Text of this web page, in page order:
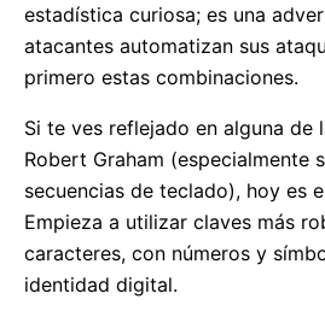
estadística curiosa; es una
atacantes automatizan sus
primero estas combinaciones.
Si te ves reflejado en alguna de
Robert Graham (especialmente
secuencias de teclado), hoy es
Empieza a utilizar claves más
caracteres, con números y
identidad digital.